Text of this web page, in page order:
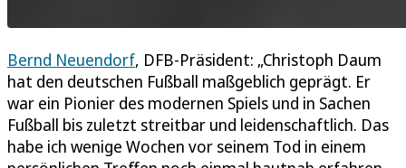
Bernd Neuendorf, DFB-Präsident: „Christoph Daum
hat den deutschen Fußball maßgeblich geprägt. Er
war ein Pionier des modernen Spiels und in Sachen
Fußball bis zuletzt streitbar und leidenschaftlich. Das
habe ich wenige Wochen vor seinem Tod in einem